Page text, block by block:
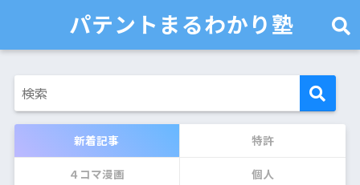
パテントまるわかり塾
新着記事 特許
４コマ漫画 個人